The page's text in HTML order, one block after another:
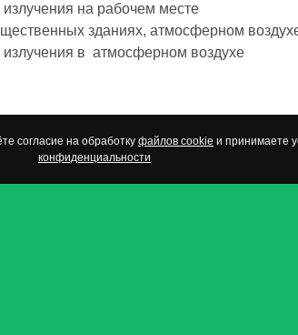
на рабочем месте
зданиях, атмосферном
излучения в атмосферном воздухе
согласие на обработку файлов cookie и принимаете
конфиденциальности